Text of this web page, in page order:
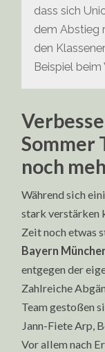
dass sich
dem Abstieg
den
Beispiel
Sommer
noch
Während sich
stark verstärken
Zeit noch etwas
Bayern
entgegen der
Zahlreiche
Team gestoßen
Jann-Fiete Arp,
Vor allem nach